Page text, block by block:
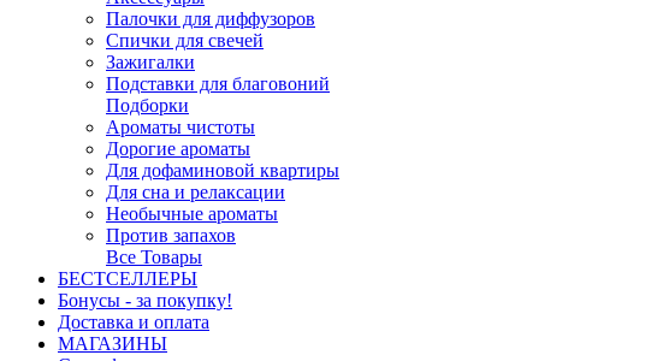
Палочки для диффузоров
Спички для свечей
Зажигалки
Подставки для благовоний
Подборки
Ароматы чистоты
Дорогие ароматы
Для дофаминовой квартиры
Для сна и релаксации
Необычные ароматы
Против запахов
Все Товары
БЕСТСЕЛЛЕРЫ
Бонусы - за покупку!
Доставка и оплата
МАГАЗИНЫ